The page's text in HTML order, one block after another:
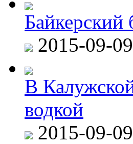
Байкерский
2015-09-
В
водкой
2015-09-